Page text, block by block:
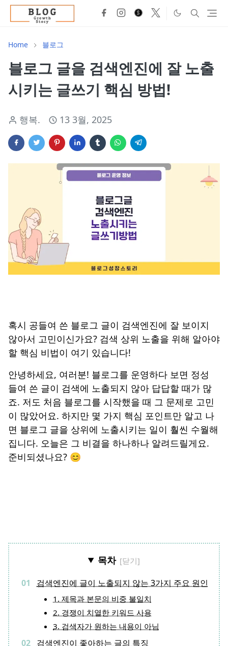
Home 블로그
블로그 글을 검색엔진에 잘 노출
시키는 글쓰기 핵심 방법!
행복. 13 3월, 2025
혹시 공들여 쓴 블로그 글이 검색엔진에 잘 보이지
않아서 고민이신가요? 검색 상위 노출을 위해 알아야
할 핵심 비법이 여기 있습니다!
안녕하세요, 여러분! 블로그를 운영하다 보면 정성
들여 쓴 글이 검색에 노출되지 않아 답답할 때가 많
죠. 저도 처음 블로그를 시작했을 때 그 문제로 고민
이 많았어요. 하지만 몇 가지 핵심 포인트만 알고 나
면 블로그 글을 상위에 노출시키는 일이 훨씬 수월해
집니다. 오늘은 그 비결을 하나하나 알려드릴게요.
준비되셨나요? 😊
목차
검색엔진에 글이 노출되지 않는 3가지 주요 원인
1. 제목과 본문의 비중 불일치
2. 경쟁이 치열한 키워드 사용
3. 검색자가 원하는 내용이 아님
검색엔진이 좋아하는 글의 특징